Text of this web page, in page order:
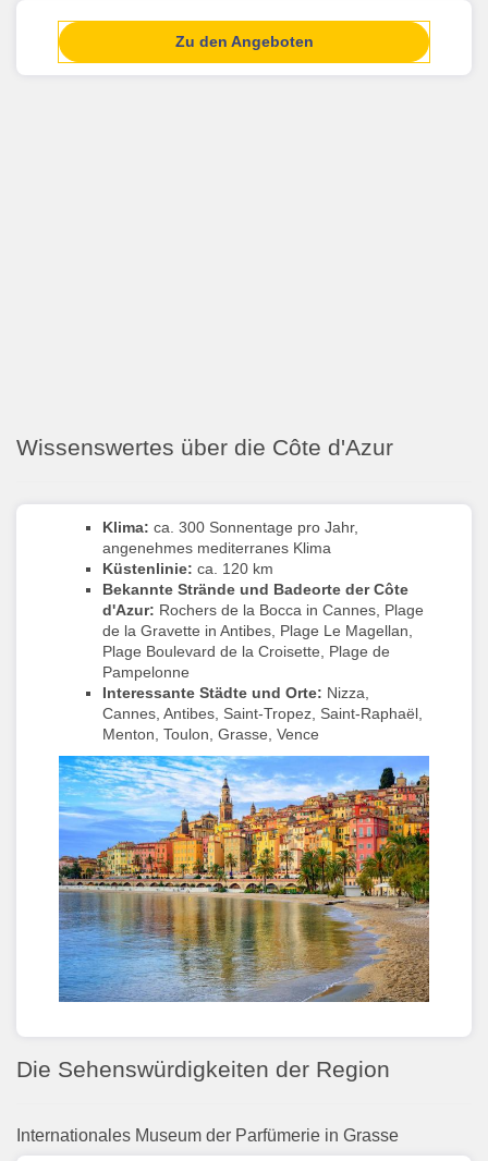
Zu den Angeboten
Wissenswertes über die Côte d'Azur
Klima: ca. 300 Sonnentage pro Jahr,
angenehmes mediterranes Klima
Küstenlinie: ca. 120 km
Bekannte Strände und Badeorte der Côte
d'Azur: Rochers de la Bocca in Cannes, Plage
de la Gravette in Antibes, Plage Le Magellan,
Plage Boulevard de la Croisette, Plage de
Pampelonne
Interessante Städte und Orte: Nizza,
Cannes, Antibes, Saint-Tropez, Saint-Raphaël,
Menton, Toulon, Grasse, Vence
Die Sehenswürdigkeiten der Region
Internationales Museum der Parfümerie in Grasse